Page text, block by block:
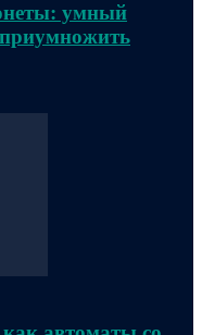
умный
приумножить